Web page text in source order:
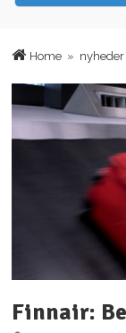
Home » nyheder
Finnair: